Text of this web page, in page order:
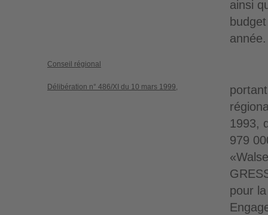
ainsi
année.
Conseil régional
Délibération n° 486/XI du 10 mars 1999,
1993,
979
pour